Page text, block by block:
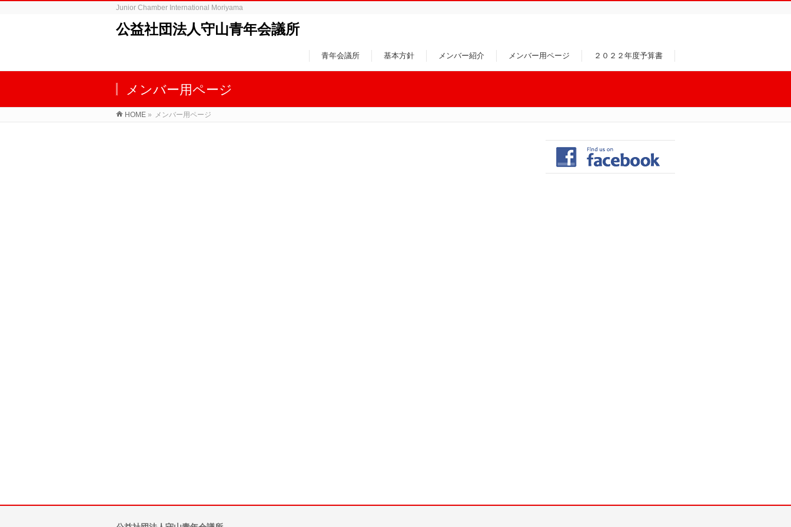
Junior Chamber International Moriyama
公益社団法人守山青年会議所
青年会議所 基本方針 メンバー紹介 メンバー用ページ ２０２２年度予算書
メンバー用ページ
HOME » メンバー用ページ